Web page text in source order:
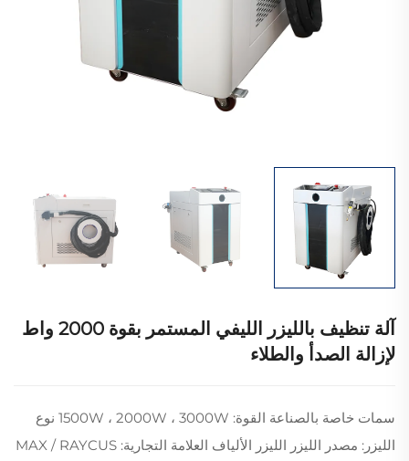
آلة تنظيف بالليزر الليفي المستمر بقوة 2000 واط
لإزالة الصدأ والطلاء
سمات خاصة بالصناعة القوة: 1500W ، 2000W ، 3000W نوع
الليزر: مصدر الليزر الليزر الألياف العلامة التجارية: MAX / RAYCUS